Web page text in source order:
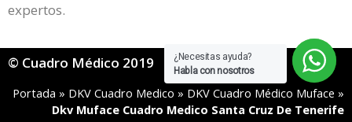
¿Necesitas ayuda?
Habla con nosotros
expertos.
© Cuadro Médico 2019
Portada » DKV Cuadro Medico » DKV Cuadro Médico Muface »
Dkv Muface Cuadro Medico Santa Cruz De Tenerife